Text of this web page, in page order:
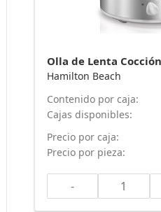
Hamilton Beach
Contenido por caja:
Cajas disponibles:
Precio por caja:
Precio por pieza:
-